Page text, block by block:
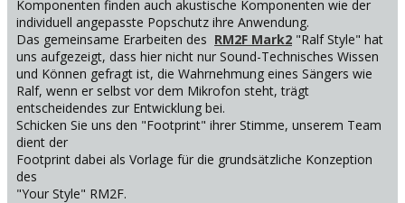
Komponenten finden auch akustische Komponenten wie der
individuell angepasste Popschutz ihre Anwendung.
Das gemeinsame Erarbeiten des RM2F Mark2 "Ralf Style" hat
uns aufgezeigt, dass hier nicht nur Sound-Technisches Wissen
und Können gefragt ist, die Wahrnehmung eines Sängers wie
Ralf, wenn er selbst vor dem Mikrofon steht, trägt
entscheidendes zur Entwicklung bei.
Schicken Sie uns den "Footprint" ihrer Stimme, unserem Team
dient der
Footprint dabei als Vorlage für die grundsätzliche Konzeption
des
"Your Style" RM2F.